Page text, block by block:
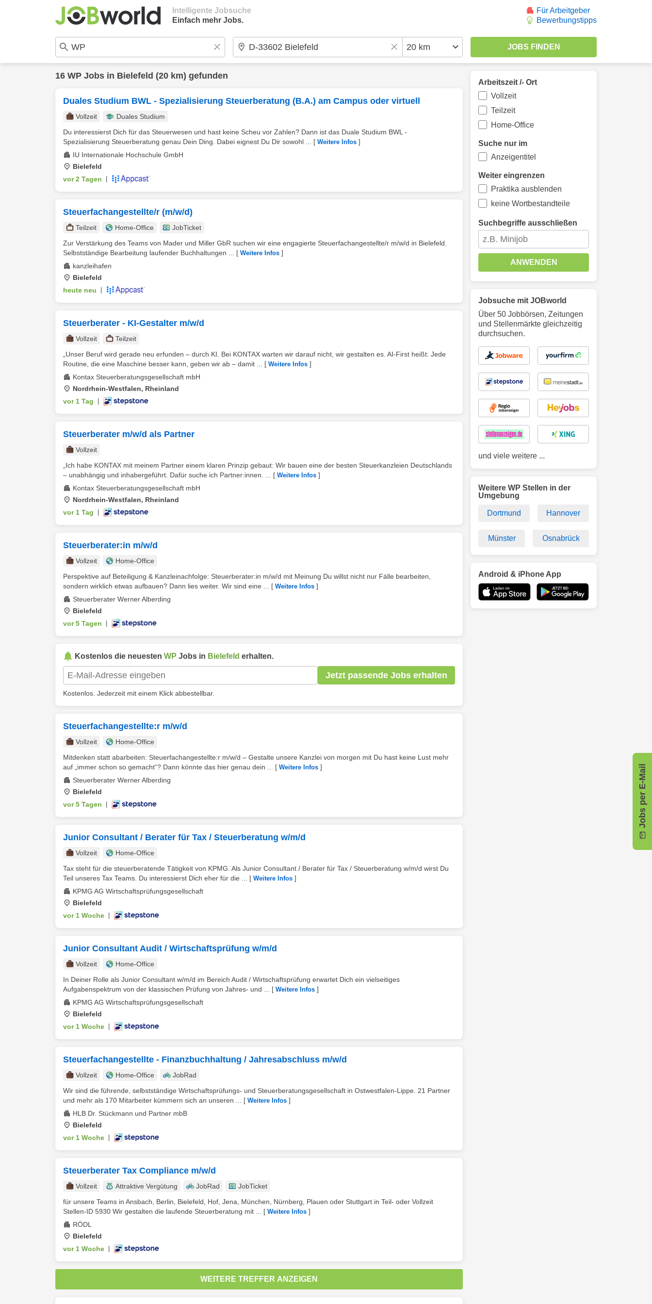
Intelligente Jobsuche
Einfach mehr Jobs.
Für Arbeitgeber
Bewerbungstipps
16 WP Jobs in Bielefeld (20 km) gefunden
Duales Studium BWL - Spezialisierung Steuerberatung (B.A.) am Campus oder virtuell
Vollzeit
Duales Studium
Du interessierst Dich für das Steuerwesen und hast keine Scheu vor Zahlen? Dann ist das Duale Studium BWL -
Spezialisierung Steuerberatung genau Dein Ding. Dabei eignest Du Dir sowohl ...
[ Weitere Infos ]
IU Internationale Hochschule GmbH
Bielefeld
vor 2 Tagen
Steuerfachangestellte/r (m/w/d)
Teilzeit Home-Office
JobTicket
Zur Verstärkung des Teams von Mader und Miller GbR suchen wir eine engagierte Steuerfachangestellte/r m/w/d in Bielefeld.
Selbstständige Bearbeitung laufender Buchhaltungen ...
[ Weitere Infos ]
kanzleihafen
Bielefeld
heute neu
Steuerberater - KI-Gestalter m/w/d
Vollzeit
Teilzeit
„Unser Beruf wird gerade neu erfunden – durch KI. Bei KONTAX warten wir darauf nicht, wir gestalten es. AI-First heißt: Jede
Routine, die eine Maschine besser kann, geben wir ab – damit ...
[ Weitere Infos ]
Kontax Steuerberatungsgesellschaft mbH
Nordrhein-Westfalen, Rheinland
vor 1 Tag
Steuerberater m/w/d als Partner
Vollzeit
„Ich habe KONTAX mit meinem Partner einem klaren Prinzip gebaut: Wir bauen eine der besten Steuerkanzleien Deutschlands
– unabhängig und inhabergeführt. Dafür suche ich Partner:innen. ...
[ Weitere Infos ]
Kontax Steuerberatungsgesellschaft mbH
Nordrhein-Westfalen, Rheinland
vor 1 Tag
Steuerberater:in m/w/d
Vollzeit
Home-Office
Perspektive auf Beteiligung & Kanzleinachfolge: Steuerberater:in m/w/d mit Meinung Du willst nicht nur Fälle bearbeiten,
sondern wirklich etwas aufbauen? Dann lies weiter. Wir sind eine ...
[ Weitere Infos ]
Steuerberater Werner Alberding
Bielefeld
vor 5 Tagen
Kostenlos die neuesten WP Jobs in Bielefeld erhalten.
Jetzt passende Jobs erhalten
Kostenlos. Jederzeit mit einem Klick abbestellbar.
Steuerfachangestellte:r m/w/d
Vollzeit
Home-Office
Mitdenken statt abarbeiten: Steuerfachangestellte:r m/w/d – Gestalte unsere Kanzlei von morgen mit Du hast keine Lust mehr
auf „immer schon so gemacht“? Dann könnte das hier genau dein ...
[ Weitere Infos ]
Steuerberater Werner Alberding
Bielefeld
vor 5 Tagen
Junior Consultant / Berater für Tax / Steuerberatung w/m/d
Vollzeit
Home-Office
Tax steht für die steuerberatende Tätigkeit von KPMG. Als Junior Consultant / Berater für Tax / Steuerberatung w/m/d wirst Du
Teil unseres Tax Teams. Du interessierst Dich eher für die ...
[ Weitere Infos ]
KPMG AG Wirtschaftsprüfungsgesellschaft
Bielefeld
vor 1 Woche
Junior Consultant Audit / Wirtschaftsprüfung w/m/d
Vollzeit
Home-Office
In Deiner Rolle als Junior Consultant w/m/d im Bereich Audit / Wirtschaftsprüfung erwartet Dich ein vielseitiges
Aufgabenspektrum von der klassischen Prüfung von Jahres- und ...
[ Weitere Infos ]
KPMG AG Wirtschaftsprüfungsgesellschaft
Bielefeld
vor 1 Woche
Steuerfachangestellte - Finanzbuchhaltung / Jahresabschluss m/w/d
Vollzeit Home-Office
JobRad
Wir sind die führende, selbstständige Wirtschaftsprüfungs- und Steuerberatungsgesellschaft in Ostwestfalen-Lippe. 21 Partner
und mehr als 170 Mitarbeiter kümmern sich an unseren ...
[ Weitere Infos ]
HLB Dr. Stückmann und Partner mbB
Bielefeld
vor 1 Woche
Steuerberater Tax Compliance m/w/d
Vollzeit Attraktive Vergütung JobRad
JobTicket
für unsere Teams in Ansbach, Berlin, Bielefeld, Hof, Jena, München, Nürnberg, Plauen oder Stuttgart in Teil- oder Vollzeit
Stellen-ID 5930 Wir gestalten die laufende Steuerberatung mit ...
[ Weitere Infos ]
RÖDL
Bielefeld
vor 1 Woche
WEITERE TREFFER ANZEIGEN
Jobs per E-Mail
Arbeitszeit /- Ort
Vollzeit
Teilzeit
Home-Office
Suche nur im
Anzeigentitel
Weiter eingrenzen
Praktika ausblenden
keine Wortbestandteile
Suchbegriffe ausschließen
ANWENDEN
Jobsuche mit JOBworld
Über 50 Jobbörsen, Zeitungen
und Stellenmärkte gleichzeitig
durchsuchen.
und viele weitere ...
Weitere WP Stellen in der
Umgebung
Dortmund Hannover
Münster Osnabrück
Android & iPhone App